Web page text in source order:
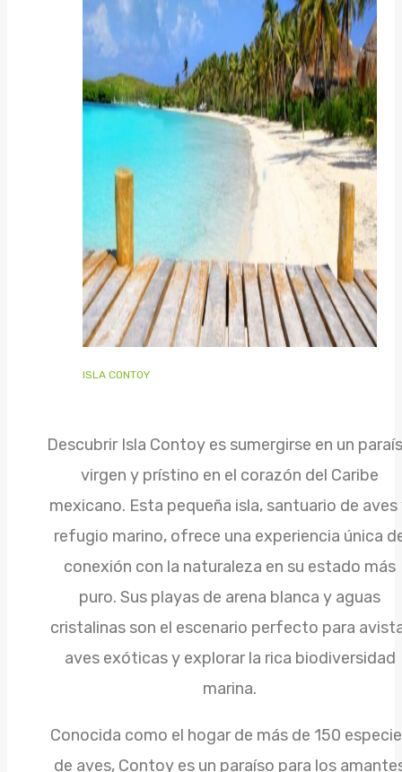
ISLA CONTOY
Descubrir Isla Contoy es sumergirse en un
virgen y prístino en el corazón del Caribe
mexicano. Esta pequeña isla, santuario de aves
refugio marino, ofrece una experiencia única
conexión con la naturaleza en su estado más
puro. Sus playas de arena blanca y aguas
cristalinas son el escenario perfecto para
aves exóticas y explorar la rica biodiversidad
marina.
Conocida como el hogar de más de 150
de aves, Contoy es un paraíso para los